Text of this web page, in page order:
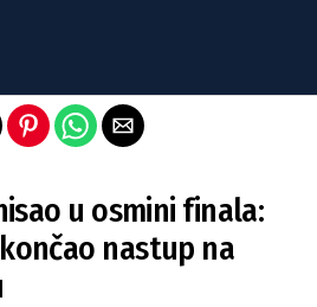
u osmini finala:
nastup na